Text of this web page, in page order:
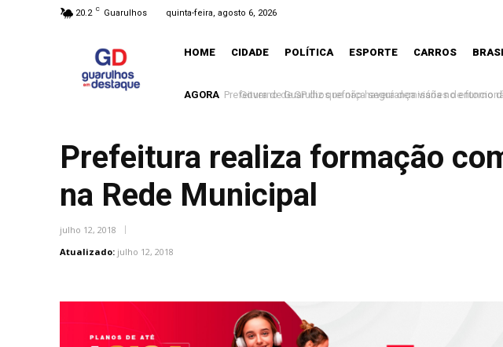
20.2 C Guarulhos quinta-feira, agosto 6, 2026
HOME CIDADE POLÍTICA ESPORTE CARROS
AGORA Governo de SP diz que não haverá demissões de
Prefeitura realiza formação
na Rede Municipal
julho 12, 2018
Atualizado: julho 12, 2018